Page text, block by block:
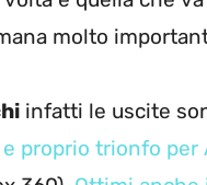
molto
infatti le uscite
proprio trionfo per